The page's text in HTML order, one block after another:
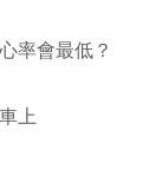
率會最低？
上